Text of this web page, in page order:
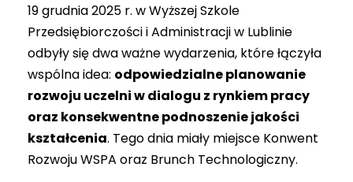
19 grudnia 2025 r. w Wyższej Szkole
Przedsiębiorczości i Administracji w Lublinie
odbyły się dwa ważne wydarzenia, które łączyła
wspólna idea: odpowiedzialne planowanie
rozwoju uczelni w dialogu z rynkiem pracy
oraz konsekwentne podnoszenie jakości
kształcenia. Tego dnia miały miejsce Konwent
Rozwoju WSPA oraz Brunch Technologiczny.